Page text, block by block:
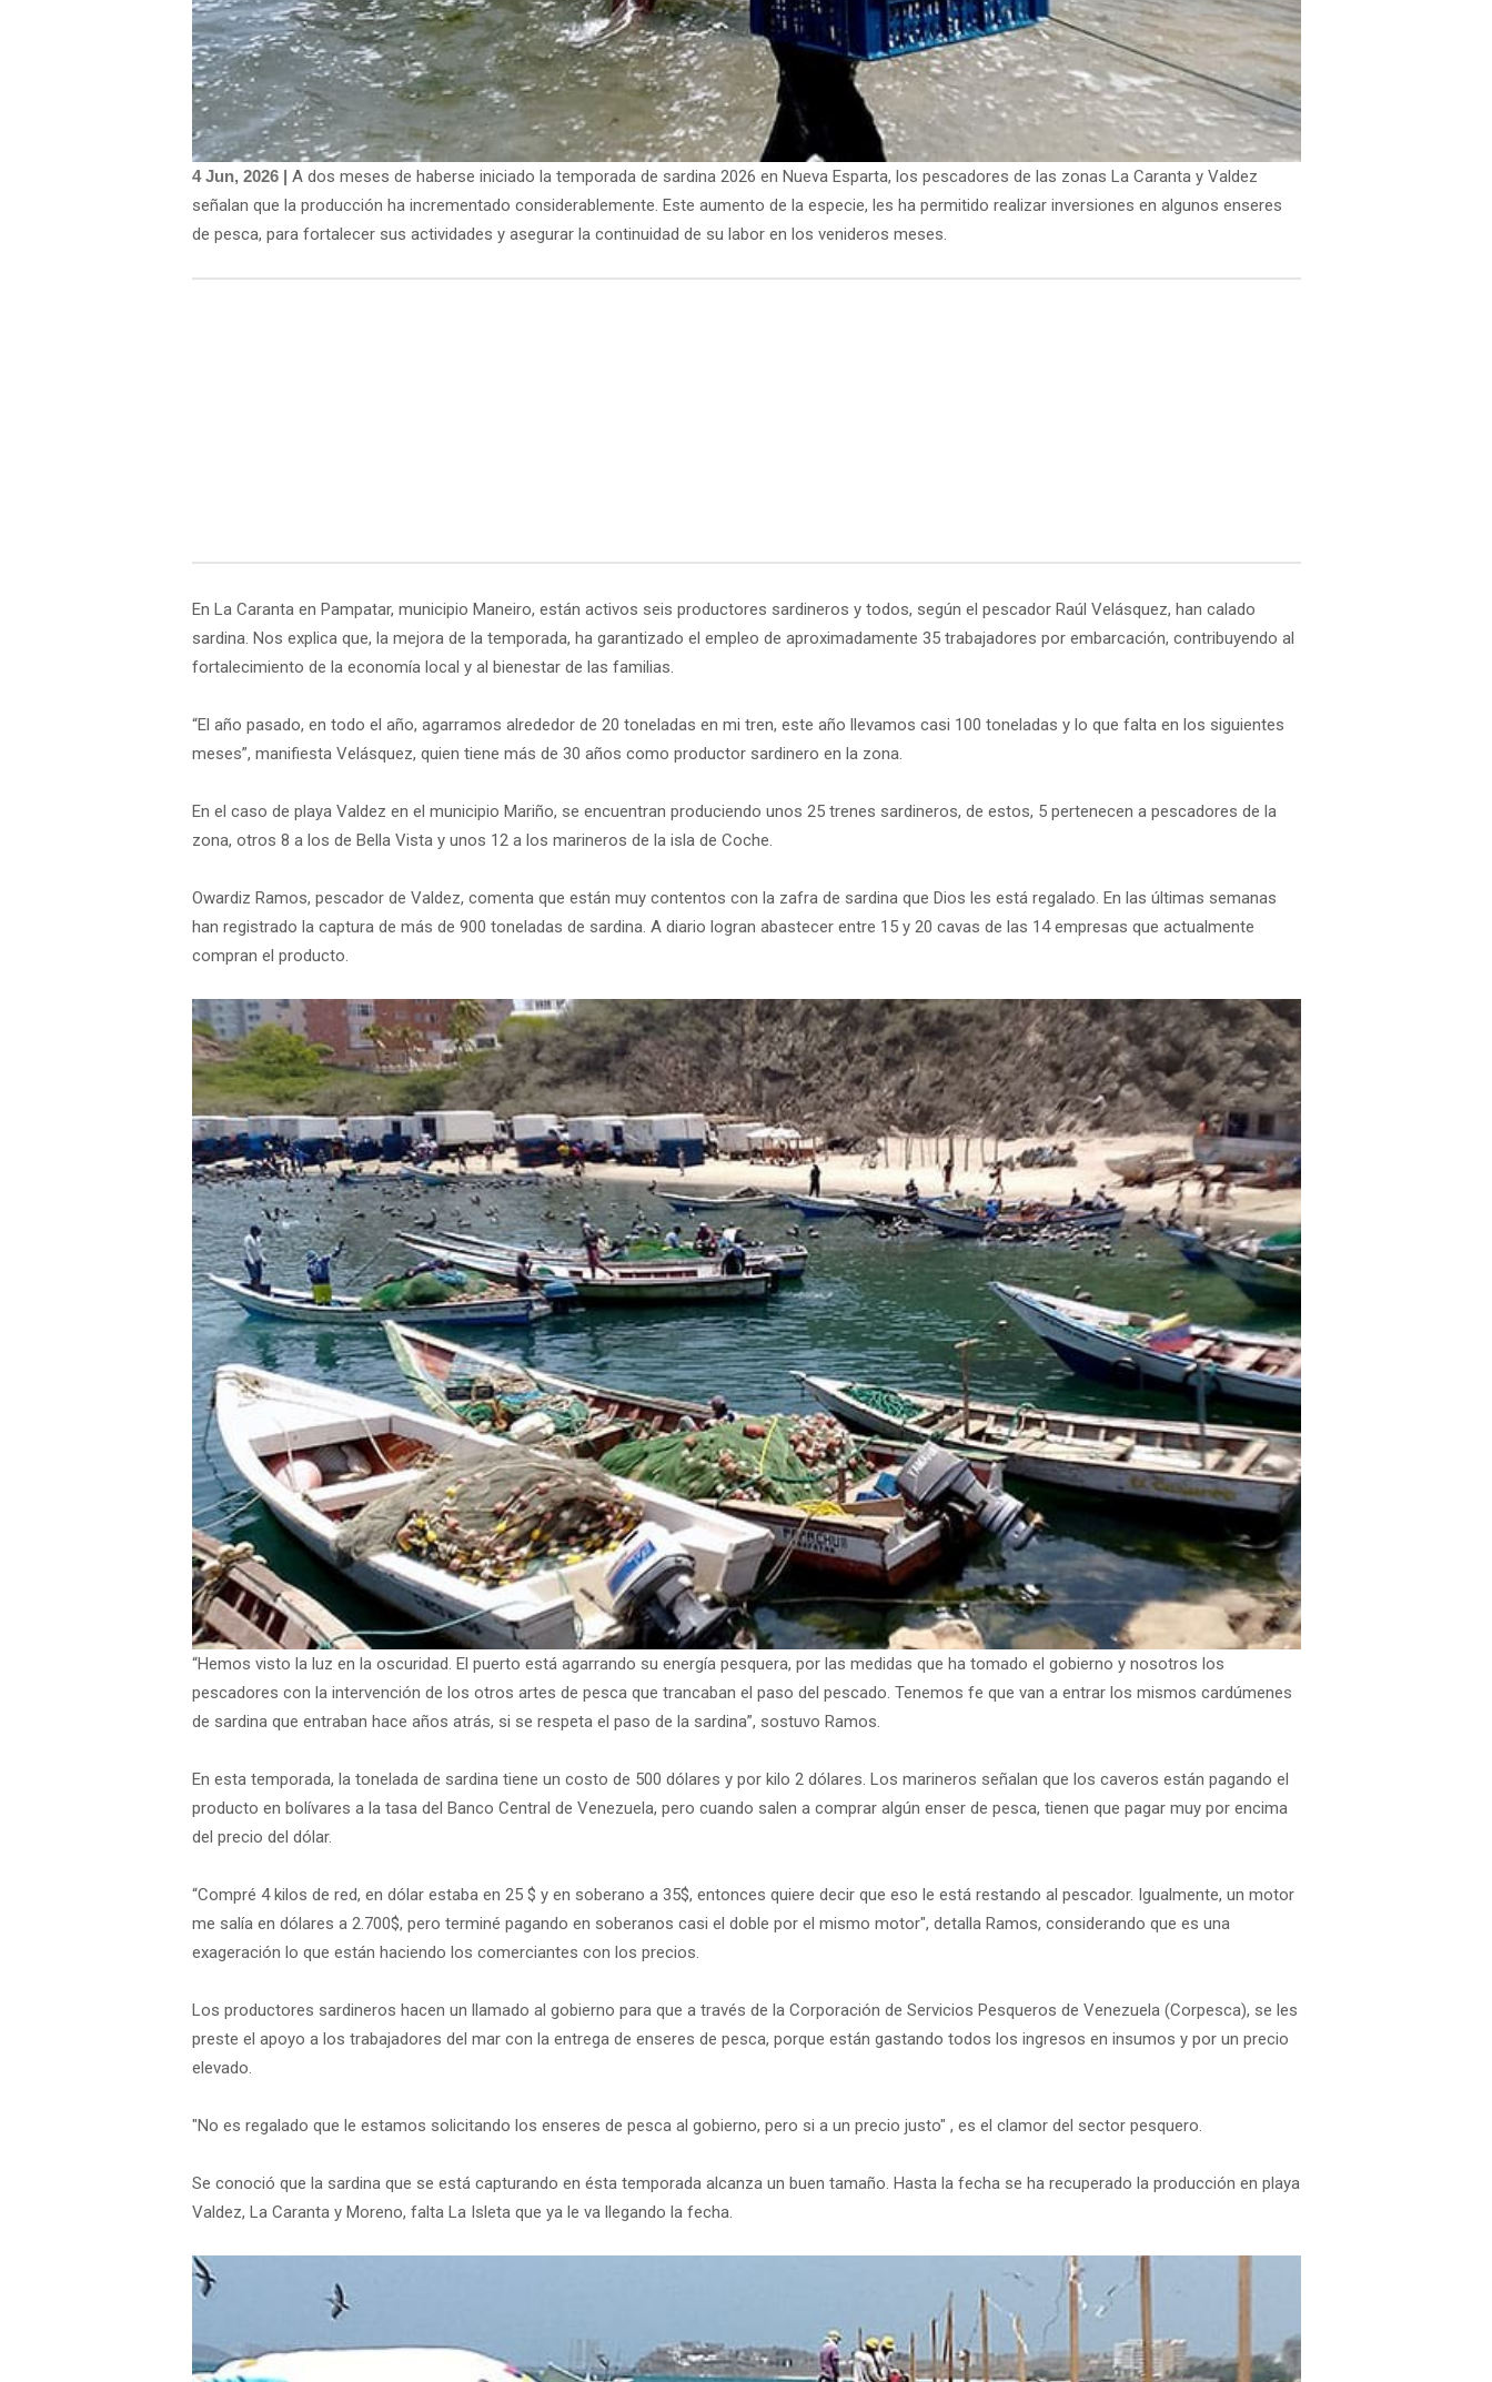
4 Jun, 2026 |
A dos meses de haberse iniciado la temporada de sardina 2026 en Nueva Esparta, los pescadores de las zonas La Caranta y Valdez
señalan que la producción ha incrementado considerablemente. Este aumento de la especie, les ha permitido realizar inversiones en algunos enseres
de pesca, para fortalecer sus actividades y asegurar la continuidad de su labor en los venideros meses.
En La Caranta en Pampatar, municipio Maneiro, están activos seis productores sardineros y todos, según el pescador Raúl Velásquez, han calado
sardina. Nos explica que, la mejora de la temporada, ha garantizado el empleo de aproximadamente 35 trabajadores por embarcación, contribuyendo al
fortalecimiento de la economía local y al bienestar de las familias.
“El año pasado, en todo el año, agarramos alrededor de 20 toneladas en mi tren, este año llevamos casi 100 toneladas y lo que falta en los siguientes
meses”, manifiesta Velásquez, quien tiene más de 30 años como productor sardinero en la zona.
En el caso de playa Valdez en el municipio Mariño, se encuentran produciendo unos 25 trenes sardineros, de estos, 5 pertenecen a pescadores de la
zona, otros 8 a los de Bella Vista y unos 12 a los marineros de la isla de Coche.
Owardiz Ramos, pescador de Valdez, comenta que están muy contentos con la zafra de sardina que Dios les está regalado. En las últimas semanas
han registrado la captura de más de 900 toneladas de sardina. A diario logran abastecer entre 15 y 20 cavas de las 14 empresas que actualmente
compran el producto.
“Hemos visto la luz en la oscuridad. El puerto está agarrando su energía pesquera, por las medidas que ha tomado el gobierno y nosotros los
pescadores con la intervención de los otros artes de pesca que trancaban el paso del pescado. Tenemos fe que van a entrar los mismos cardúmenes
de sardina que entraban hace años atrás, si se respeta el paso de la sardina”, sostuvo Ramos.
En esta temporada, la tonelada de sardina tiene un costo de 500 dólares y por kilo 2 dólares. Los marineros señalan que los caveros están pagando el
producto en bolívares a la tasa del Banco Central de Venezuela, pero cuando salen a comprar algún enser de pesca, tienen que pagar muy por encima
del precio del dólar.
“Compré 4 kilos de red, en dólar estaba en 25 $ y en soberano a 35$, entonces quiere decir que eso le está restando al pescador. Igualmente, un motor
me salía en dólares a 2.700$, pero terminé pagando en soberanos casi el doble por el mismo motor", detalla Ramos, considerando que es una
exageración lo que están haciendo los comerciantes con los precios.
Los productores sardineros hacen un llamado al gobierno para que a través de la Corporación de Servicios Pesqueros de Venezuela (Corpesca), se les
preste el apoyo a los trabajadores del mar con la entrega de enseres de pesca, porque están gastando todos los ingresos en insumos y por un precio
elevado.
"No es regalado que le estamos solicitando los enseres de pesca al gobierno, pero si a un precio justo" , es el clamor del sector pesquero.
Se conoció que la sardina que se está capturando en ésta temporada alcanza un buen tamaño. Hasta la fecha se ha recuperado la producción en playa
Valdez, La Caranta y Moreno, falta La Isleta que ya le va llegando la fecha.